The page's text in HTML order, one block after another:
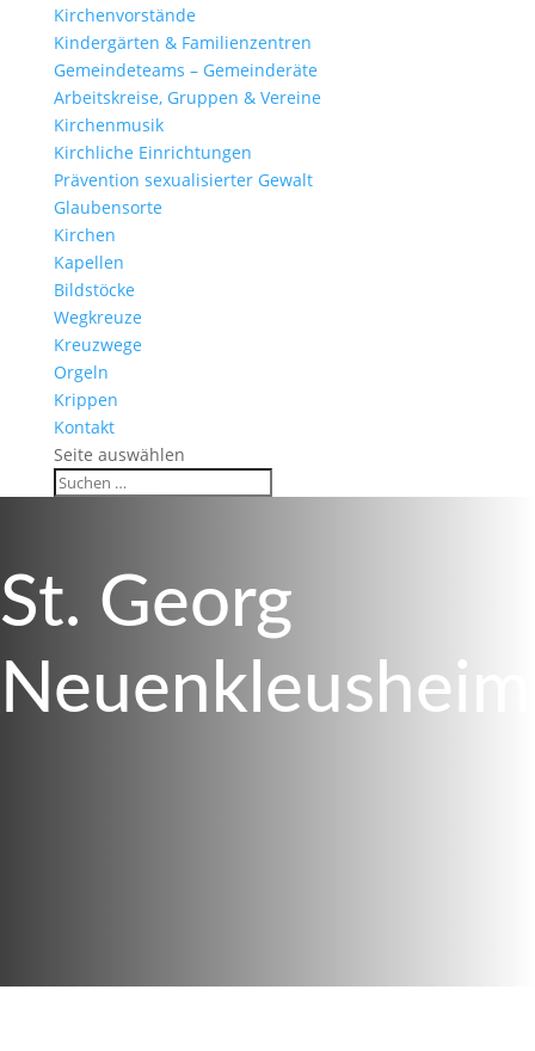
Kirchen­vor­stände
Kinder­gärten & Familienzentren
Gemein­de­teams – Gemeinderäte
Arbeits­kreise, Gruppen & Vereine
Kirchen­musik
Kirch­liche Einrichtungen
Präven­tion sexua­li­sierter Gewalt
Glau­ben­s­orte
Kirchen
Kapellen
Bild­stöcke
Wegkreuze
Kreuz­wege
Orgeln
Krippen
Kontakt
Seite auswählen
St. Georg
Neuenkleusheim